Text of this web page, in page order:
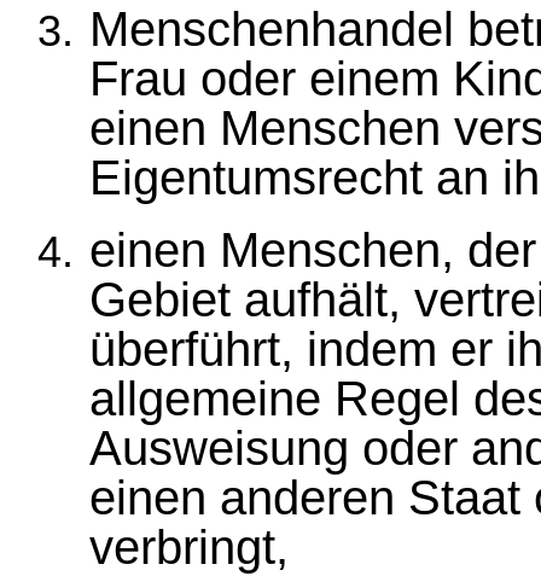
Menschenhandel
Frau oder einem
einen Menschen
Eigentumsrecht an
einen Menschen,
Gebiet aufhält,
überführt, indem er
allgemeine Regel
Ausweisung oder
einen anderen
verbringt,